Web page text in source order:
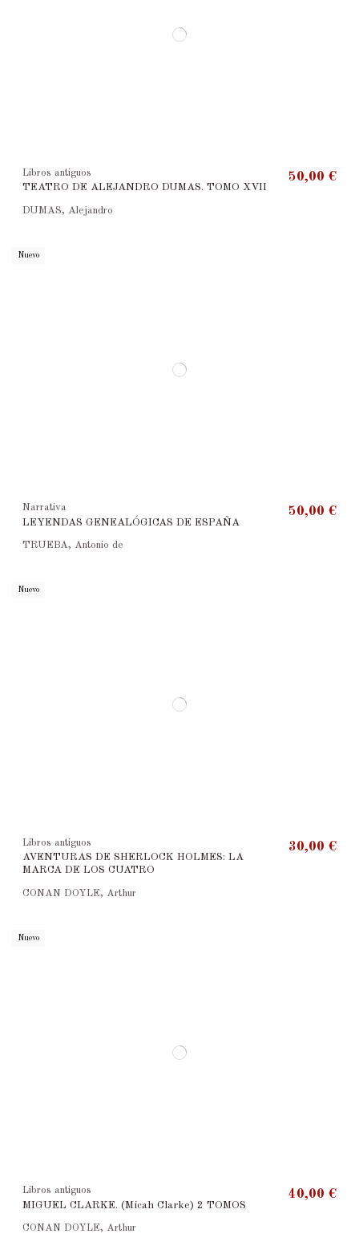
Libros antiguos
TEATRO DE ALEJANDRO DUMAS. TOMO XVII
50,00 €
DUMAS, Alejandro
Nuevo
Narrativa
LEYENDAS GENEALÓGICAS DE ESPAÑA
50,00 €
TRUEBA, Antonio de
Nuevo
Libros antiguos
AVENTURAS DE SHERLOCK HOLMES: LA
MARCA DE LOS CUATRO
30,00 €
CONAN DOYLE, Arthur
Nuevo
Libros antiguos
MIGUEL CLARKE. (Micah Clarke) 2 TOMOS
40,00 €
CONAN DOYLE, Arthur